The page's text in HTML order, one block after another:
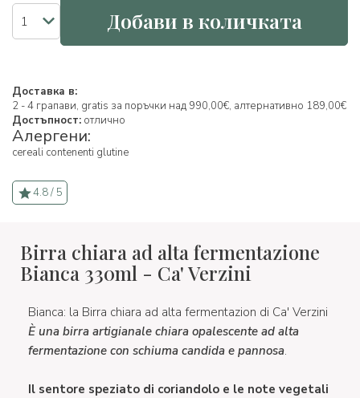
Добави в количката
Доставка в:
2 - 4 грапави, gratis за поръчки над 990,00€, алтернативно 189,00€
Достъпност: отлично
Алергени:
cereali contenenti glutine
4.8 / 5
Birra chiara ad alta fermentazione
Bianca 330ml - Ca' Verzini
Bianca: la Birra chiara ad alta fermentazion di Ca' Verzini
È una birra artigianale chiara opalescente ad alta
fermentazione con schiuma candida e pannosa.
Il sentore speziato di coriandolo e le note vegetali